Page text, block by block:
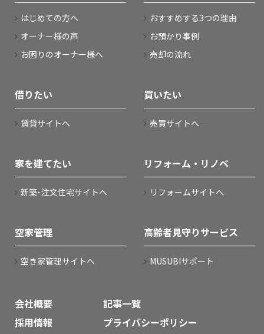
はじめての方へ
オーナー様の声
お困りのオーナー様へ
おすすめする3つの理由
お預かり事例
売却の流れ
借りたい
賃貸サイトへ
買いたい
売買サイトへ
家を建てたい
新築･注文住宅サイトへ
リフォーム・リノベ
リフォームサイトへ
空家管理
空き家管理サイトへ
高齢者見守りサービス
MUSUBIサポート
会社概要
記事一覧
採用情報
プライバシーポリシー